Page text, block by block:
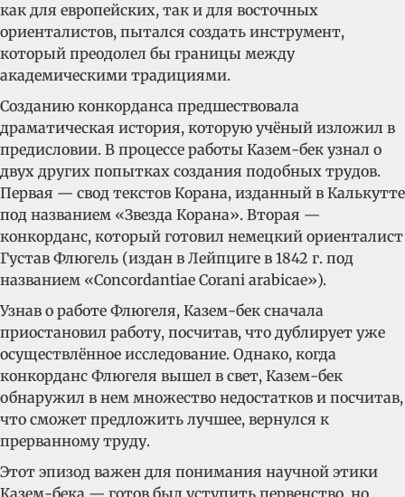
как для европейских, так и для восточных
ориенталистов, пытался создать инструмент,
который преодолел бы границы между
академическими традициями.
Созданию конкорданса предшествовала
драматическая история, которую учёный изложил в
предисловии. В процессе работы Казем-бек узнал о
двух других попытках создания подобных трудов.
Первая — свод текстов Корана, изданный в Калькутте
под названием «Звезда Корана». Вторая —
конкорданс, который готовил немецкий ориенталист
Густав Флюгель (издан в Лейпциге в 1842 г. под
названием «Concordantiae Corani arabicae»).
Узнав о работе Флюгеля, Казем-бек сначала
приостановил работу, посчитав, что дублирует уже
осуществлённое исследование. Однако, когда
конкорданс Флюгеля вышел в свет, Казем-бек
обнаружил в нем множество недостатков и посчитав,
что сможет предложить лучшее, вернулся к
прерванному труду.
Этот эпизод важен для понимания научной этики